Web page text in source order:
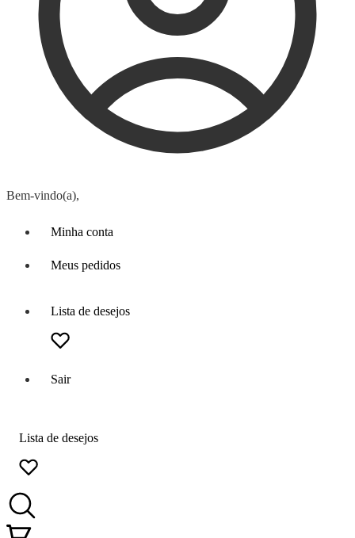
Bem-vindo(a),
Minha conta
Meus pedidos
Lista de desejos
Sair
Lista de desejos